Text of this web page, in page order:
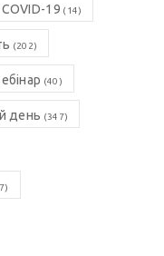
COVID-19 (14)
(202)
(40)
день (347)